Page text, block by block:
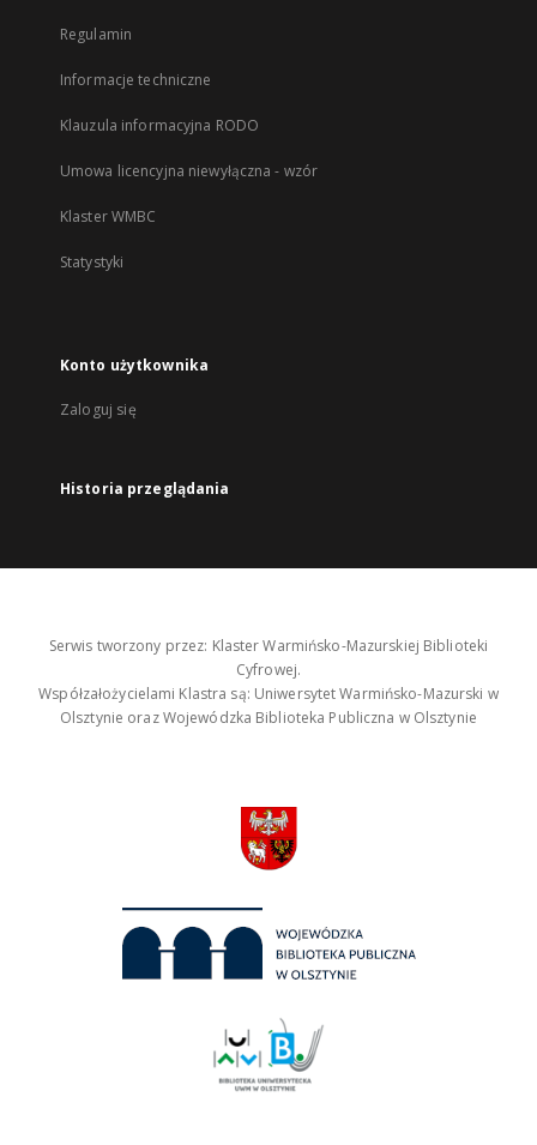
Regulamin
Informacje techniczne
Klauzula informacyjna RODO
Umowa licencyjna niewyłączna - wzór
Klaster WMBC
Statystyki
Konto użytkownika
Zaloguj się
Historia przeglądania
Serwis tworzony przez: Klaster Warmińsko-Mazurskiej Biblioteki
Cyfrowej.
Współzałożycielami Klastra są: Uniwersytet Warmińsko-Mazurski w
Olsztynie oraz Wojewódzka Biblioteka Publiczna w Olsztynie